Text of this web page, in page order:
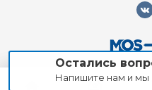
Остались
Напишите нам и мы